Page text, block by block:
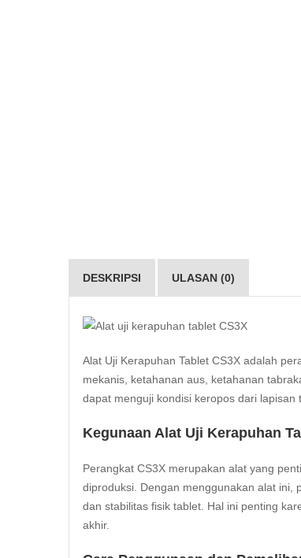
DESKRIPSI ULASAN (0)
Alat Uji Kerapuhan Tablet CS3X adalah
mekanis, ketahanan aus, ketahanan
dapat menguji kondisi keropos dari lapisan
Kegunaan Alat Uji Kerapuhan
Perangkat CS3X merupakan alat yang
diproduksi. Dengan menggunakan alat ini,
dan stabilitas fisik tablet. Hal ini penting
akhir.